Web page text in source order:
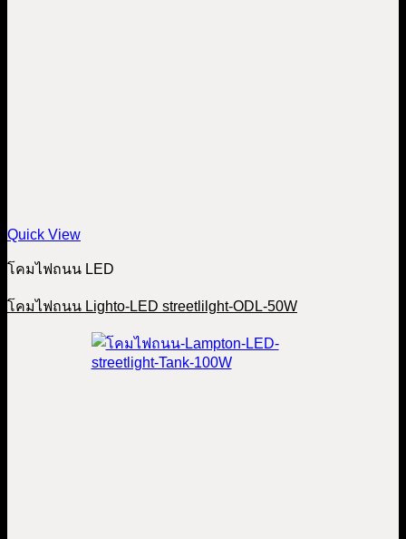
Quick View
โคมไฟถนน LED
โคมไฟถนน Lighto-LED streetlilght-ODL-50W